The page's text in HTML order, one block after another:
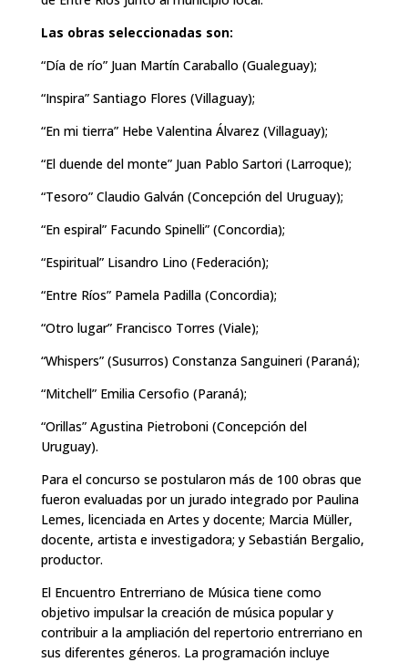
Las obras seleccionadas son:
“Día de río” Juan Martín Caraballo (Gualeguay);
“Inspira” Santiago Flores (Villaguay);
“En mi tierra” Hebe Valentina Álvarez (Villaguay);
“El duende del monte” Juan Pablo Sartori (Larroque);
“Tesoro” Claudio Galván (Concepción del Uruguay);
“En espiral” Facundo Spinelli” (Concordia);
“Espiritual” Lisandro Lino (Federación);
“Entre Ríos” Pamela Padilla (Concordia);
“Otro lugar” Francisco Torres (Viale);
“Whispers” (Susurros) Constanza Sanguineri (Paraná);
“Mitchell” Emilia Cersofio (Paraná);
“Orillas” Agustina Pietroboni (Concepción del
Uruguay).
Para el concurso se postularon más de 100 obras que
fueron evaluadas por un jurado integrado por Paulina
Lemes, licenciada en Artes y docente; Marcia Müller,
docente, artista e investigadora; y Sebastián Bergalio,
productor.
El Encuentro Entrerriano de Música tiene como
objetivo impulsar la creación de música popular y
contribuir a la ampliación del repertorio entrerriano en
sus diferentes géneros. La programación incluye